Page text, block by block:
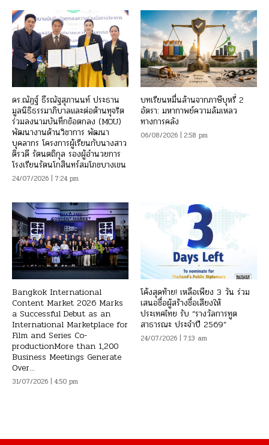
ดร.ณัฏฐ์ ธีรณัฐสุภานนท์ ประธาน
มูลนิธิธรรมาภิบาลและต่อต้านทุจริต
ร่วมลงนามบันทึกข้อตกลง (MOU)
พัฒนางานด้านวิชาการ พัฒนา
บุคลากร โครงการผู้เรียนกับนางสาว
ติรวดี รัตนตถิกุล รองผู้อำนวยการ
โรงเรียนรัตนโกสินทร์สมโภชบางเขน
24/07/2026 | 7:24 pm
บทเรียนหมื่นล้านจากภาษีบุหรี่ 2
อัตรา: มหากาพย์ความล้มเหลว
ทางการคลัง
06/08/2026 | 2:58 pm
Bangkok International
Content Market 2026 Marks
a Successful Debut as an
International Marketplace for
Film and Series Co-
productionMore than 1,200
Business Meetings Generate
Over...
31/07/2026 | 4:50 pm
โค้งสุดท้าย! เหลือเพียง 3 วัน ร่วม
เสนอชื่อผู้สร้างชื่อเสียงให้
ประเทศไทย รับ “รางวัลการทูต
สาธารณะ ประจำปี 2569”
24/07/2026 | 7:13 am